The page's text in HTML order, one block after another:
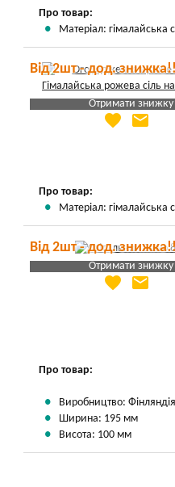
Про товар:
Матеріал: гімалайська
Від 2шт - дод.
Отримати знижку
Яка Ваша ціна
favorite email
Про товар:
Матеріал: гімалайська
Від 2шт - дод.
Отримати знижку
Яка Ваша ціна
favorite email
Про товар:
Виробництво: Фінляндія
Ширина: 195 мм
Висота: 100 мм